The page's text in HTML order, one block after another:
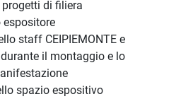
di filiera
espositore
staff CEIPIEMONTE e
il montaggio e lo
spazio espositivo